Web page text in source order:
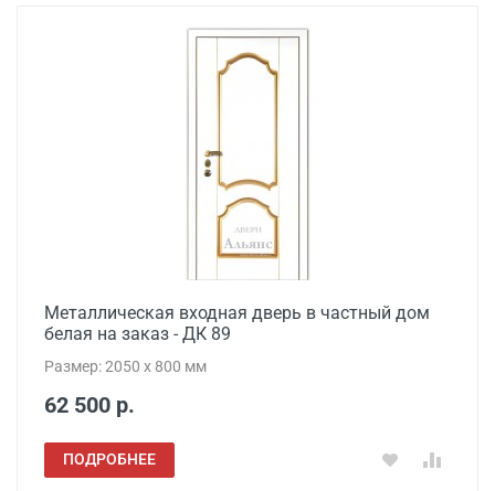
Металлическая входная дверь в частный дом
белая на заказ - ДК 89
Размер: 2050 x 800 мм
62 500 р.
ПОДРОБНЕЕ